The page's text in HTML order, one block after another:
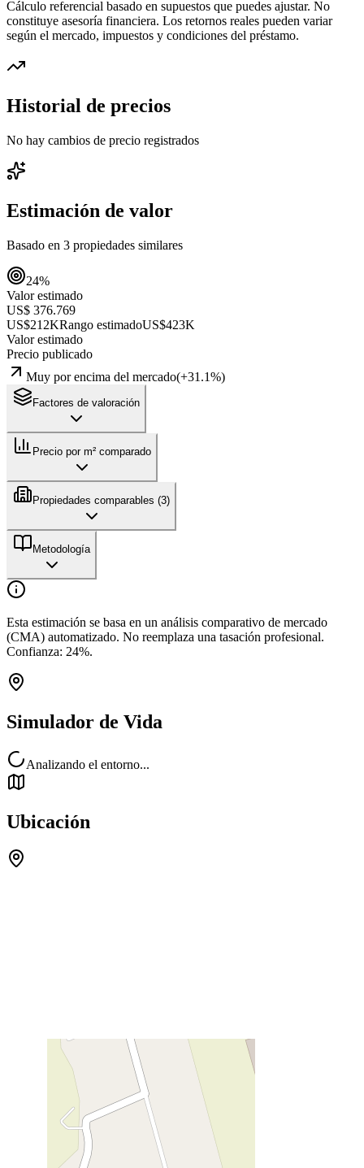
Cálculo referencial basado en supuestos que puedes ajustar. No
constituye asesoría financiera. Los retornos reales pueden variar
según el mercado, impuestos y condiciones del préstamo.
Historial de precios
No hay cambios de precio registrados
Estimación de valor
Basado en 3 propiedades similares
24%
Valor estimado
US$ 376.769
US$212KRango estimadoUS$423K
Valor estimado
Precio publicado
Muy por encima del mercado(+31.1%)
Factores de valoración
Precio por m² comparado
Propiedades comparables (3)
Metodología
Esta estimación se basa en un análisis comparativo de mercado
(CMA) automatizado. No reemplaza una tasación profesional.
Confianza: 24%.
Simulador de Vida
Analizando el entorno...
Ubicación